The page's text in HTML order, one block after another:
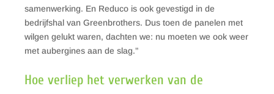
samenwerking. En Reduco is ook gevestigd in de
bedrijfshal van Greenbrothers. Dus toen de panelen met
wilgen gelukt waren, dachten we: nu moeten we ook weer
met aubergines aan de slag.”
Hoe verliep het verwerken van de